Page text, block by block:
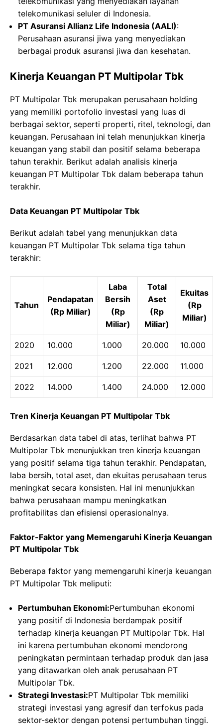
telekomunikasi seluler di Indonesia.
PT Asuransi Allianz Life Indonesia (AALI):
Perusahaan asuransi jiwa yang menyediakan
berbagai produk asuransi jiwa dan kesehatan.
Kinerja Keuangan PT Multipolar Tbk
PT Multipolar Tbk merupakan perusahaan holding
yang memiliki portofolio investasi yang luas di
berbagai sektor, seperti properti, ritel, teknologi, dan
keuangan. Perusahaan ini telah menunjukkan kinerja
keuangan yang stabil dan positif selama beberapa
tahun terakhir. Berikut adalah analisis kinerja
keuangan PT Multipolar Tbk dalam beberapa tahun
terakhir.
Data Keuangan PT Multipolar Tbk
Berikut adalah tabel yang menunjukkan data
keuangan PT Multipolar Tbk selama tiga tahun
terakhir:
Tahun
Pendapatan
(Rp Miliar)
Laba
Bersih
(Rp
Miliar)
Total
Aset
(Rp
Miliar)
Ekuitas
(Rp
Miliar)
2020 10.000 1.000 20.000 10.000
2021 12.000 1.200 22.000 11.000
2022 14.000 1.400 24.000 12.000
Tren Kinerja Keuangan PT Multipolar Tbk
Berdasarkan data tabel di atas, terlihat bahwa PT
Multipolar Tbk menunjukkan tren kinerja keuangan
yang positif selama tiga tahun terakhir. Pendapatan,
laba bersih, total aset, dan ekuitas perusahaan terus
meningkat secara konsisten. Hal ini menunjukkan
bahwa perusahaan mampu meningkatkan
profitabilitas dan efisiensi operasionalnya.
Faktor-Faktor yang Memengaruhi Kinerja Keuangan
PT Multipolar Tbk
Beberapa faktor yang memengaruhi kinerja keuangan
PT Multipolar Tbk meliputi:
Pertumbuhan Ekonomi:Pertumbuhan ekonomi
yang positif di Indonesia berdampak positif
terhadap kinerja keuangan PT Multipolar Tbk. Hal
ini karena pertumbuhan ekonomi mendorong
peningkatan permintaan terhadap produk dan jasa
yang ditawarkan oleh anak perusahaan PT
Multipolar Tbk.
Strategi Investasi:PT Multipolar Tbk memiliki
strategi investasi yang agresif dan terfokus pada
sektor-sektor dengan potensi pertumbuhan tinggi.